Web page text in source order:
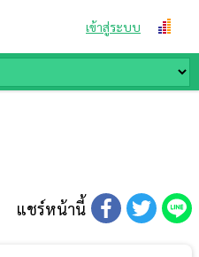
เข้าสู่ระบบ
แชร์หน้านี้